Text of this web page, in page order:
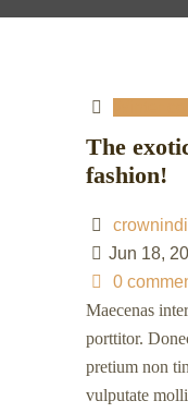
The
fashion!
Jun 18,
0
Maecenas
porttitor.
pretium non
vulputate